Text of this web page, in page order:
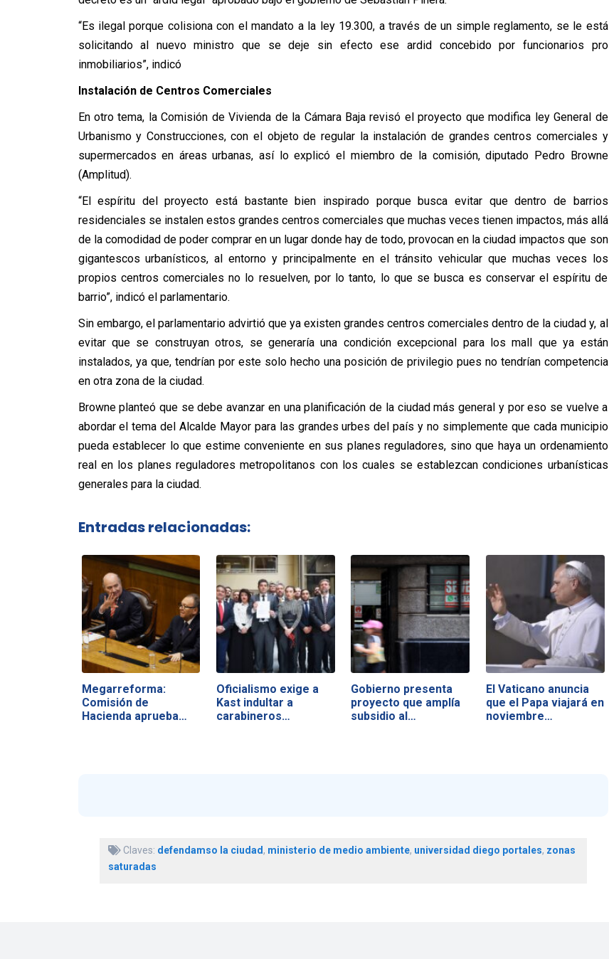
“Es ilegal porque colisiona con el mandato a la ley 19.300, a través de un simple reglamento, se le está
solicitando al nuevo ministro que se deje sin efecto ese ardid concebido por funcionarios pro
inmobiliarios”, indicó
Instalación de Centros Comerciales
En otro tema, la Comisión de Vivienda de la Cámara Baja revisó el proyecto que modifica ley General de
Urbanismo y Construcciones, con el objeto de regular la instalación de grandes centros comerciales y
supermercados en áreas urbanas, así lo explicó el miembro de la comisión, diputado Pedro Browne
(Amplitud).
“El espíritu del proyecto está bastante bien inspirado porque busca evitar que dentro de barrios
residenciales se instalen estos grandes centros comerciales que muchas veces tienen impactos, más allá
de la comodidad de poder comprar en un lugar donde hay de todo, provocan en la ciudad impactos que son
gigantescos urbanísticos, al entorno y principalmente en el tránsito vehicular que muchas veces los
propios centros comerciales no lo resuelven, por lo tanto, lo que se busca es conservar el espíritu de
barrio”, indicó el parlamentario.
Sin embargo, el parlamentario advirtió que ya existen grandes centros comerciales dentro de la ciudad y, al
evitar que se construyan otros, se generaría una condición excepcional para los mall que ya están
instalados, ya que, tendrían por este solo hecho una posición de privilegio pues no tendrían competencia
en otra zona de la ciudad.
Browne planteó que se debe avanzar en una planificación de la ciudad más general y por eso se vuelve a
abordar el tema del Alcalde Mayor para las grandes urbes del país y no simplemente que cada municipio
pueda establecer lo que estime conveniente en sus planes reguladores, sino que haya un ordenamiento
real en los planes reguladores metropolitanos con los cuales se establezcan condiciones urbanísticas
generales para la ciudad.
Entradas relacionadas:
Megarreforma:
Comisión de
Hacienda aprueba
Oficialismo exige a
Kast indultar a
carabineros…
Gobierno presenta
proyecto que amplía
subsidio al…
El Vaticano anuncia
que el Papa viajará en
noviembre…
Claves: defendamso la ciudad, ministerio de medio ambiente, universidad diego portales, zonas
saturadas